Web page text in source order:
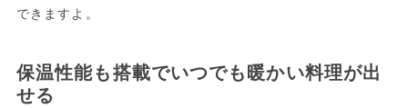
できますよ。
保温性能も搭載でいつでも暖かい料理が出
せる